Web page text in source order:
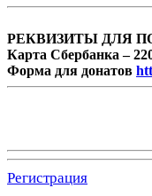
РЕКВИЗИТЫ ДЛЯ
Карта Сбербанка –
Форма для донатов
Регистрация